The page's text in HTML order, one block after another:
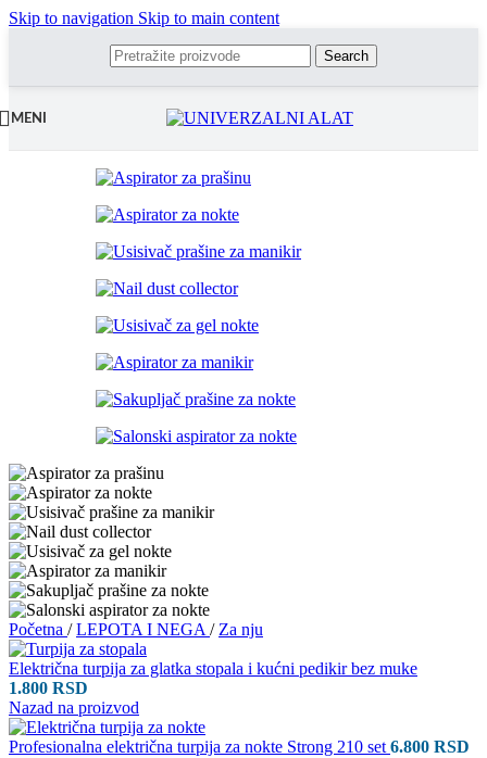
Skip to navigation Skip to main content
Search
MENI
Početna / LEPOTA I NEGA / Za nju
Električna turpija za glatka stopala i kućni pedikir bez muke
1.800 RSD
Nazad na proizvod
Profesionalna električna turpija za nokte Strong 210 set 6.800 RSD